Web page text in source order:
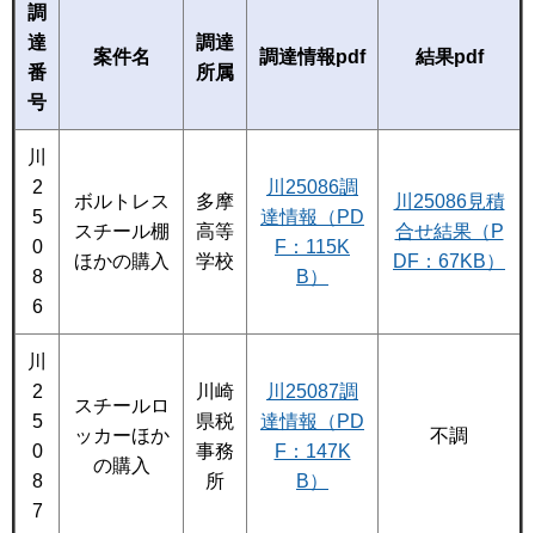
調
達
番
号
案件名
調達
所属
調達情報pdf 結果pdf
川
2
5
0
8
6
ボルトレス
スチール棚
ほかの購入
多摩
高等
学校
川25086調
達情報（PD
F：115K
B）
川25086見積
合せ結果（P
DF：67KB）
川
2
5
0
8
7
スチールロ
ッカーほか
の購入
川崎
県税
事務
所
川25087調
達情報（PD
F：147K
B）
不調